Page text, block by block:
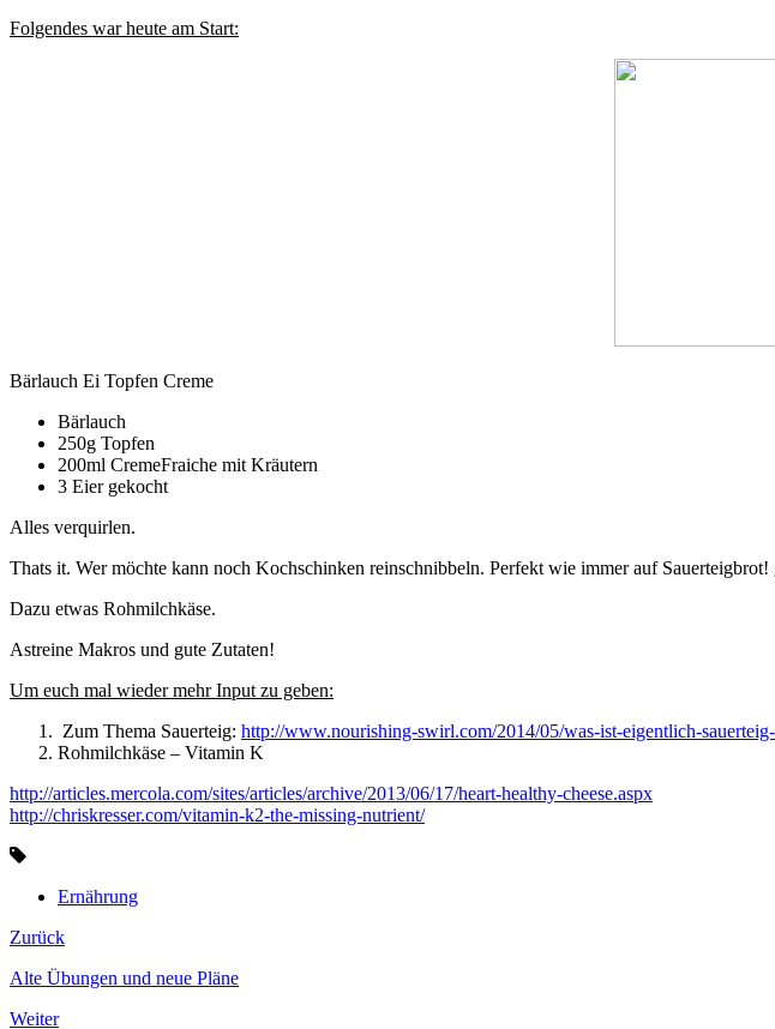
Folgendes war heute am Start:
Bärlauch Ei Topfen Creme
Bärlauch
250g Topfen
200ml CremeFraiche mit Kräutern
3 Eier gekocht
Alles verquirlen.
Thats it. Wer möchte kann noch Kochschinken reinschnibbeln. Perfekt wie immer auf Sauerteigbrot!
Dazu etwas Rohmilchkäse.
Astreine Makros und gute Zutaten!
Um euch mal wieder mehr Input zu geben:
Zum Thema Sauerteig: http://www.nourishing-swirl.com/2014/05/was-ist-eigentlich-
Rohmilchkäse – Vitamin K
http://articles.mercola.com/sites/articles/archive/2013/06/17/heart-healthy-cheese.aspx
http://chriskresser.com/vitamin-k2-the-missing-nutrient/
Ernährung
Zurück
Alte Übungen und neue Pläne
Weiter